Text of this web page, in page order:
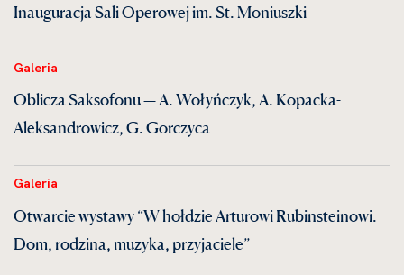
Inauguracja Sali Operowej im. St. Moniuszki
Galeria
Oblicza Saksofonu — A. Wołyńczyk, A. Kopacka-
Aleksandrowicz, G. Gorczyca
Galeria
Otwarcie wystawy “W hołdzie Arturowi Rubinsteinowi.
Dom, rodzina, muzyka, przyjaciele”